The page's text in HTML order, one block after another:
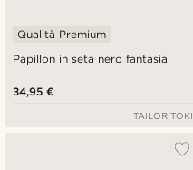
Papillon in seta nero fantasia
Qualità Premium
34,95 €
TAILOR TOKI